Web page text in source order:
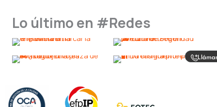
Lo último en #Redes